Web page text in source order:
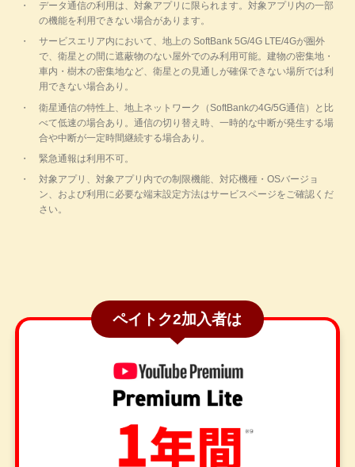
データ通信の利用は、対象アプリに限られます。対象アプリ内の一部
の機能を利用できない場合があります。
サービスエリア内において、地上の SoftBank 5G/4G LTE/4Gが圏外
で、衛星との間に遮蔽物のない屋外でのみ利用可能。建物の密集地・
車内・樹木の密集地など、衛星との見通しが確保できない場所では利
用できない場合あり。
衛星通信の特性上、地上ネットワーク（SoftBankの4G/5G通信）と比
べて低速の場合あり。通信の切り替え時、一時的な中断が発生する場
合や中断が一定時間継続する場合あり。
緊急通報は利用不可。
対象アプリ、対象アプリ内での制限機能、対応機種・OSバージョ
ン、および利用に必要な端末設定方法はサービスページをご確認くだ
さい。
ペイトク2加入者は